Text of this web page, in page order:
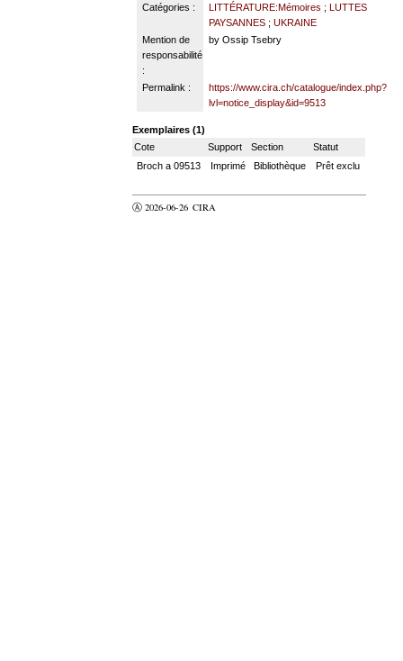
Catégories :
LITTÉRATURE:Mémoires ; LUTTES
PAYSANNES; UKRAINE
Mention de
responsabilité
:
by Ossip Tsebry
Permalink :
https://www.cira.ch/catalogue/index.php?
lvl=notice_display&id=9513
Exemplaires (1)
Cote
Support Section
Statut
Broch a 09513
Imprimé Bibliothèque Prêt exclu
Ⓐ 2026-06-26 CIRA